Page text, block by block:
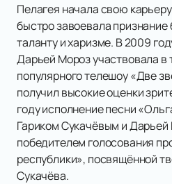
Пелагея начала свою
быстро завоевала
таланту и харизме. В 2009
Дарьей Мороз участвовала в
популярного телешоу «Две
получил высокие оценки
году исполнение песни
Гариком Сукачёвым и Дарьей
победителем голосования
республики», посвящённой
Сукачёва.